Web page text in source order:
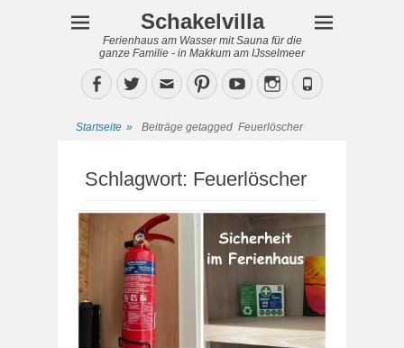
Schakelvilla
Ferienhaus am Wasser mit Sauna für die
ganze Familie - in Makkum am IJsselmeer
Facebook
TwitterEmailPinterestYouTubeInstagram
Phone
Startseite » Beiträge getagged Feuerlöscher
Schlagwort: Feuerlöscher